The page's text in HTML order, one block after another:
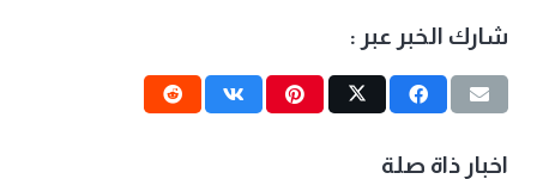
شارك الخبر عبر :
اخبار ذاة صلة